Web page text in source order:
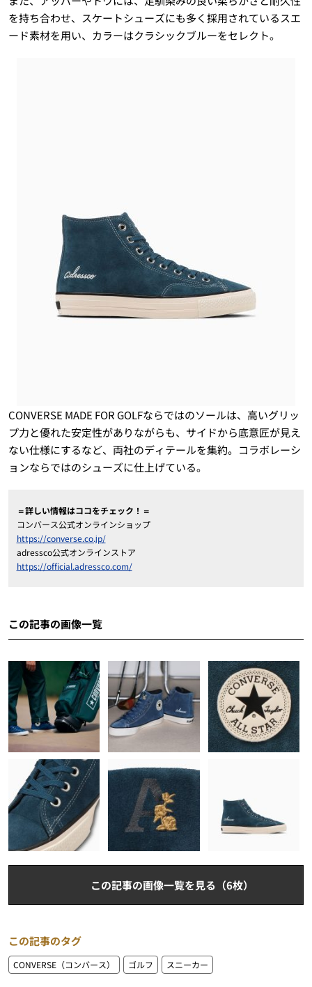
を持ち合わせ、スケートシューズにも多く採用されているスエ
ード素材を用い、カラーはクラシックブルーをセレクト。
CONVERSE MADE FOR GOLFならではのソールは、高いグリッ
プ力と優れた安定性がありながらも、サイドから底意匠が見え
ない仕様にするなど、両社のディテールを集約。コラボレーシ
ョンならではのシューズに仕上げている。
＝詳しい情報はココをチェック！＝
コンバース公式オンラインショップ
https://converse.co.jp/
adressco公式オンラインストア
https://official.adressco.com/
この記事の画像一覧
この記事の画像一覧を見る（6枚）
この記事のタグ
CONVERSE（コンバース） ゴルフ スニーカー